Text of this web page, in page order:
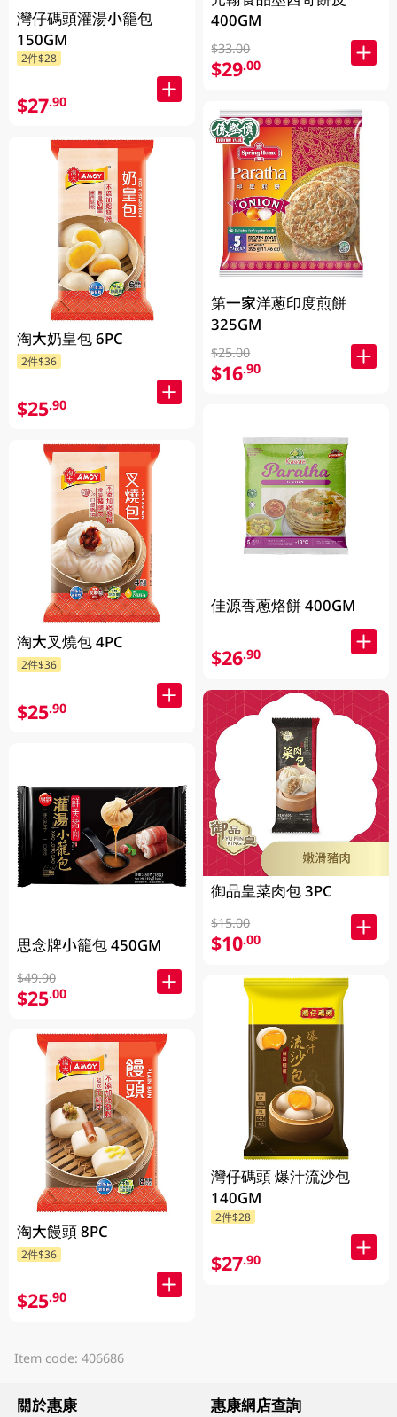
灣仔碼頭灌湯小籠包
150GM
2件$28
$27.90
淘大奶皇包 6PC
2件$36
$25.90
淘大叉燒包 4PC
2件$36
$25.90
思念牌小籠包 450GM
$49.90
$25.00
淘大饅頭 8PC
2件$36
$25.90
400GM
$33.00
$29.00
第一家洋蔥印度煎餅
325GM
$25.00
$16.90
佳源香蔥烙餅 400GM
$26.90
御品皇菜肉包 3PC
$15.00
$10.00
灣仔碼頭 爆汁流沙包
140GM
2件$28
$27.90
Item code: 406686
關於惠康 惠康網店查詢